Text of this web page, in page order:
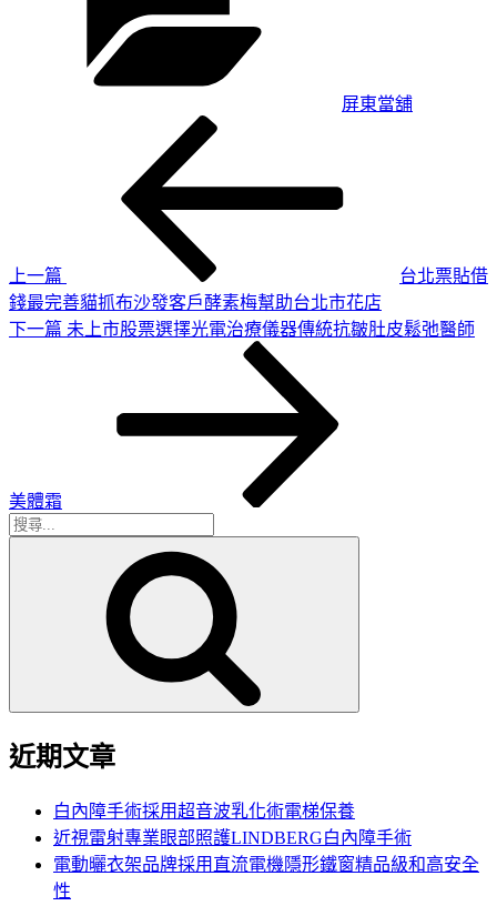
屏東當舖
上一篇
台北票貼借
錢最完善貓抓布沙發客戶酵素梅幫助台北市花店
下
下一篇 未上市股票選擇光電治療儀器傳統抗皺肚皮鬆弛醫師
美體霜
搜
近期文章
白內障手術採用超音波乳化術電梯保養
近視雷射專業眼部照護LINDBERG白內障手術
電動曬衣架品牌採用直流電機隱形鐵窗精品級和高安全
性